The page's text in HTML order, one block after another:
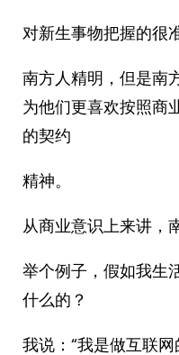
对新生事物把握的很准
南方人精明，但是南
为他们更喜欢按照商
的契约
精神。
从商业意识上来讲，
举个例子，假如我生
什么的？
我说：“我是做互联网